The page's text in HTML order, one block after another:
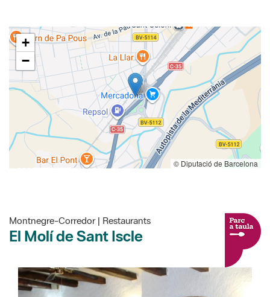
+
−
© Diputació de Barcelona
Montnegre-Corredor | Restaurants
El Molí de Sant Iscle